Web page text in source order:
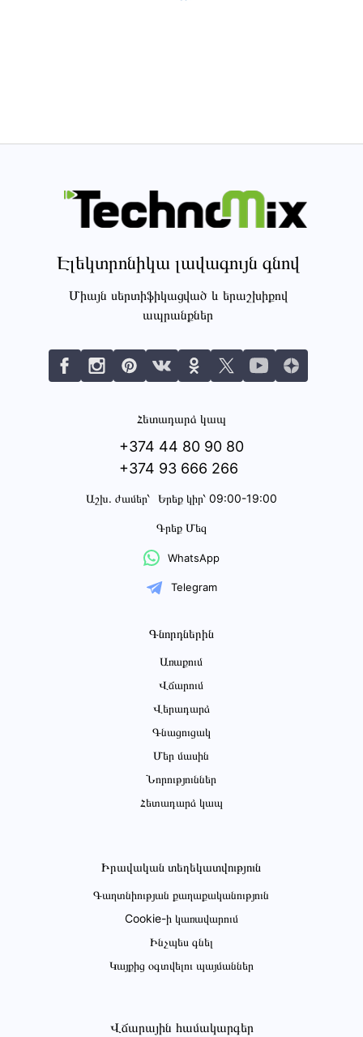
Էլեկտրոնիկա լավագույն գնով
Միայն սերտիֆիկացված և երաշխիքով
ապրանքներ
Հետադարձ կապ
+374 44 80 90 80
+374 93 666 266
Աշխ․ ժամեր՝ Երեք կիր՝ 09:00-19:00
Գրեք Մեզ
WhatsApp
Telegram
Գնորդներին
Առաքում
Վճարում
Վերադարձ
Գնացուցակ
Մեր մասին
Նորություններ
Հետադարձ կապ
Իրավական տեղեկատվություն
Գաղտնիության քաղաքականություն
Cookie-ի կառավարում
Ինչպես գնել
Կայքից օգտվելու պայմաններ
Վճարային համակարգեր